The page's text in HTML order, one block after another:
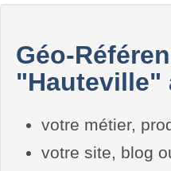
Géo-
"Hauteville"
votre métier,
votre site, blog